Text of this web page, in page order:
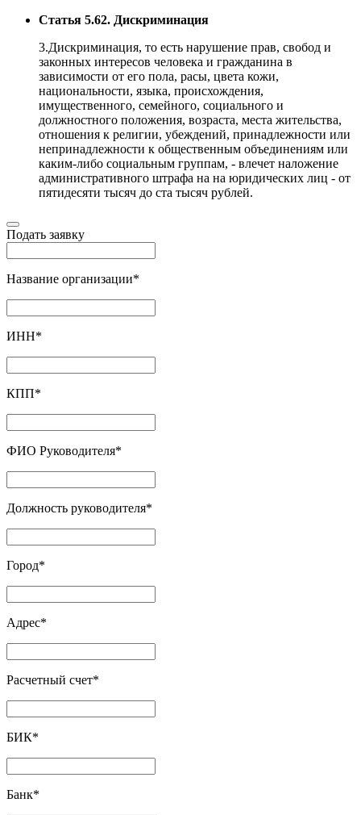
Статья 5.62. Дискриминация
3.Дискриминация, то есть нарушение прав, свобод и
законных интересов человека и гражданина в
зависимости от его пола, расы, цвета кожи,
национальности, языка, происхождения,
имущественного, семейного, социального и
должностного положения, возраста, места жительства,
отношения к религии, убеждений, принадлежности или
непринадлежности к общественным объединениям или
каким-либо социальным группам, - влечет наложение
административного штрафа на на юридических лиц - от
пятидесяти тысяч до ста тысяч рублей.
Подать заявку
Название организации*
ИНН*
КПП*
ФИО Руководителя*
Должность руководителя*
Город*
Адрес*
Расчетный счет*
БИК*
Банк*